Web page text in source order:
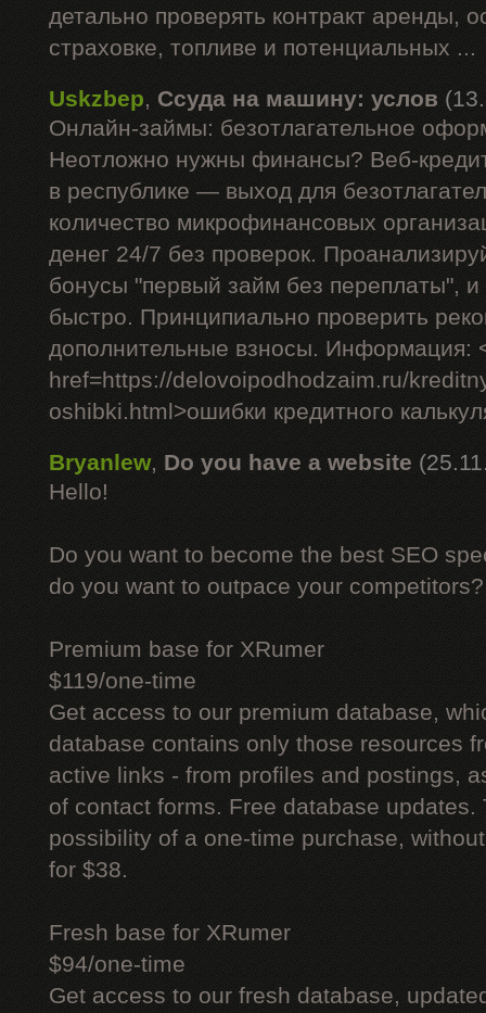
детально проверять контракт аренды,
страховке, топливе и потенциальных ...
Uskzbep, Ссуда на машину: услов
Онлайн-займы: безотлагательное
Неотложно нужны финансы? Веб-
в республике — выход для
количество микрофинансовых
денег 24/7 без проверок.
бонусы "первый займ без переплаты", и
быстро. Принципиально проверить
дополнительные взносы. Информация:
href=https://delovoipodhodzaim.ru/
oshibki.html>ошибки кредитного
Bryanlew, Do you have a website
Hello!
Do you want to become the best SEO
do you want to outpace your competitors?
Premium base for XRumer
$119/one-time
Get access to our premium database,
database contains only those resources
active links - from profiles and postings,
of contact forms. Free database updates.
possibility of a one-time purchase,
for $38.
Fresh base for XRumer
$94/one-time
Get access to our fresh database,